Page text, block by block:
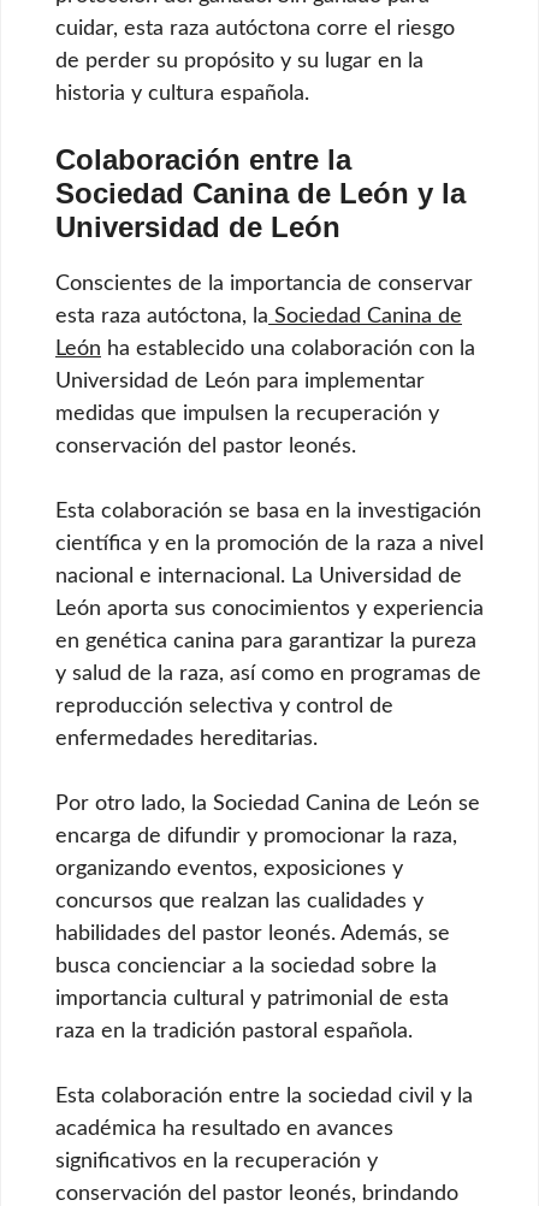
cuidar, esta raza autóctona corre el riesgo
de perder su propósito y su lugar en la
historia y cultura española.
Colaboración entre la
Sociedad Canina de León y la
Universidad de León
Conscientes de la importancia de conservar
esta raza autóctona, la Sociedad Canina de
León ha establecido una colaboración con la
Universidad de León para implementar
medidas que impulsen la recuperación y
conservación del pastor leonés.
Esta colaboración se basa en la investigación
científica y en la promoción de la raza a nivel
nacional e internacional. La Universidad de
León aporta sus conocimientos y experiencia
en genética canina para garantizar la pureza
y salud de la raza, así como en programas de
reproducción selectiva y control de
enfermedades hereditarias.
Por otro lado, la Sociedad Canina de León se
encarga de difundir y promocionar la raza,
organizando eventos, exposiciones y
concursos que realzan las cualidades y
habilidades del pastor leonés. Además, se
busca concienciar a la sociedad sobre la
importancia cultural y patrimonial de esta
raza en la tradición pastoral española.
Esta colaboración entre la sociedad civil y la
académica ha resultado en avances
significativos en la recuperación y
conservación del pastor leonés, brindando